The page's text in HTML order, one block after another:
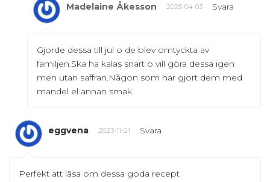
Madelaine Åkesson 2025-04-03 Svara
Gjorde dessa till jul o de blev omtyckta av
familjen.Ska ha kalas snart o vill göra dessa igen
men utan saffran.Någon som har gjort dem med
mandel el annan smak.
eggvena 2023-11-21 Svara
Perfekt att läsa om dessa goda recept